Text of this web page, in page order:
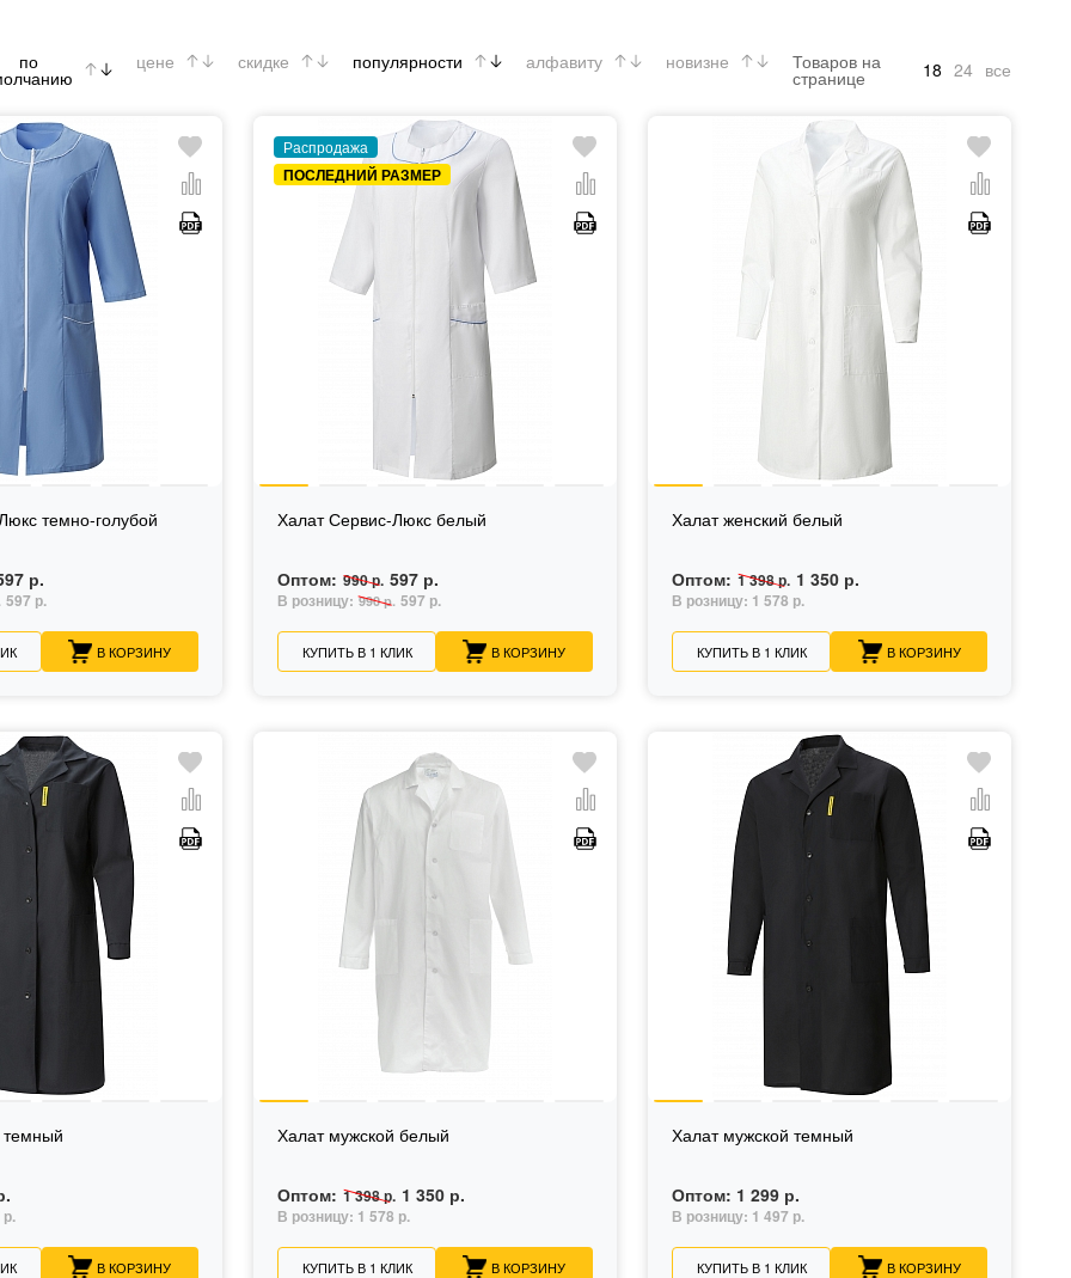
по цене скидке популярности алфавиту новизне Товаров на
странице 18 24 все
темно-голубой
р.
597 р.
В КОРЗИНУ
Распродажа
ПОСЛЕДНИЙ РАЗМЕР
Халат Сервис-Люкс белый
Оптом: 990 р. 597 р.
В розницу:990 р. 597 р.
КУПИТЬ В 1 КЛИК В КОРЗИНУ
Халат женский белый
Оптом: 1 398 р. 1 350 р.
В розницу: 1 578 р.
КУПИТЬ В 1 КЛИК В КОРЗИНУ
темный
р.
В КОРЗИНУ
Халат мужской белый
Оптом: 1 398 р. 1 350 р.
В розницу: 1 578 р.
КУПИТЬ В 1 КЛИК В КОРЗИНУ
Халат мужской темный
Оптом: 1 299 р.
В розницу: 1 497 р.
КУПИТЬ В 1 КЛИК В КОРЗИНУ